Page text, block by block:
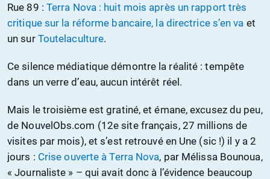
Rue 89 : Terra Nova : huit mois après un rapport très
critique sur la réforme bancaire, la directrice s’en va et
un sur Toutelaculture.
Ce silence médiatique démontre la réalité : tempête
dans un verre d’eau, aucun intérêt réel.
Mais le troisième est gratiné, et émane, excusez du peu,
de NouvelObs.com (12e site français, 27 millions de
visites par mois), et s’est retrouvé en Une (sic !) il y a 2
jours : Crise ouverte à Terra Nova, par Mélissa Bounoua,
« Journaliste » – qui avait donc à l’évidence beaucoup